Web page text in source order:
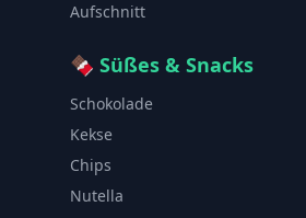
Aufschnitt
🍫 Süßes & Snacks
Schokolade
Kekse
Chips
Nutella